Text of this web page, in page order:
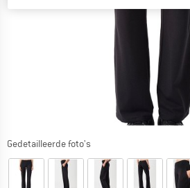
Gedetailleerde foto's